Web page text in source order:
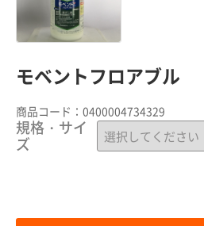
モベントフロアブル
商品コード： 0400004734329
規格・サイ
ズ